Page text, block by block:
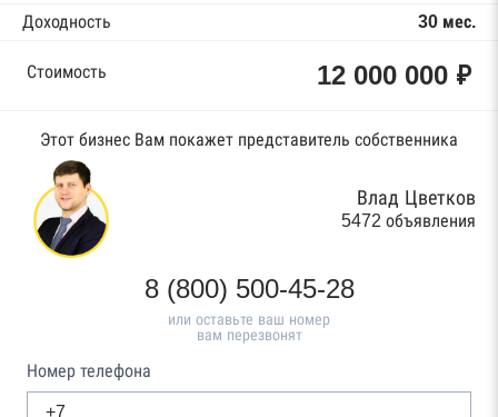
Доходность
30 мес.
Стоимость 12 000 000 ₽
Этот бизнес Вам покажет представитель собственника
Влад Цветков
5472 объявления
8 (800) 500-45-28
или оставьте ваш номер
вам перезвонят
Номер телефона